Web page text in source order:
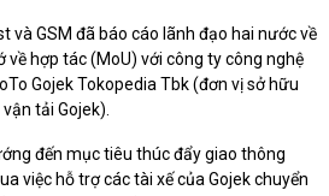
và GSM đã báo cáo lãnh đạo hai nước về
về hợp tác (MoU) với công ty công nghệ
Gojek Tokopedia Tbk (đơn vị sở hữu
tải Gojek).
đến mục tiêu thúc đẩy giao thông
việc hỗ trợ các tài xế của Gojek chuyển